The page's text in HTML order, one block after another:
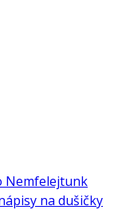
na dušičky